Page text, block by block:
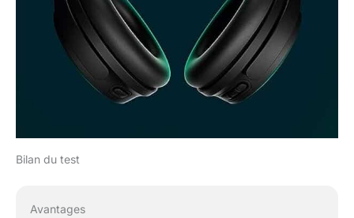
Bilan du test
Avantages